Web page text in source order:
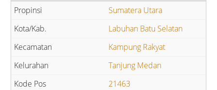
Sumatera Utara
Labuhan Batu Selatan
Kampung Rakyat
Tanjung Medan
21463